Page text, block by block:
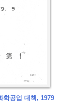
학공업 대책, 1979